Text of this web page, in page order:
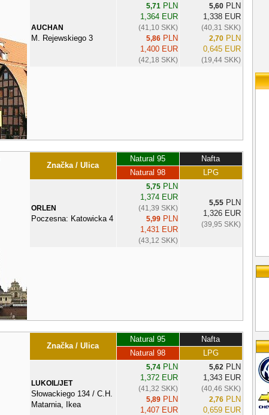
AUCHAN
M. Rejewskiego 3
5,71 PLN
1,364 EUR
(41,10 SKK)
5,86PLN
1,400 EUR
(42,18 SKK)
5,60PLN
1,338 EUR
(40,31 SKK)
2,70PLN
0,645 EUR
(19,44 SKK)
Značka / Ulica
Natural 95 Nafta
Natural 98 LPG
ORLEN
Poczesna: Katowicka 4
5,75PLN
1,374 EUR
(41,39 SKK)
5,99PLN
1,431 EUR
(43,12 SKK)
5,55PLN
1,326 EUR
(39,95 SKK)
Značka / Ulica
Natural 95 Nafta
Natural 98 LPG
LUKOIL/JET
Słowackiego 134 / C.H.
Matarnia, Ikea
5,74PLN
1,372 EUR
(41,32 SKK)
5,89PLN
1,407 EUR
5,62 PLN
1,343 EUR
(40,46 SKK)
2,76PLN
0,659 EUR